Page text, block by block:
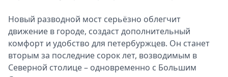
Новый разводной мост серьёзно облегчит
движение в городе, создаст дополнительный
комфорт и удобство для петербуржцев. Он станет
вторым за последние сорок лет, возводимым в
Северной столице – одновременно с Большим